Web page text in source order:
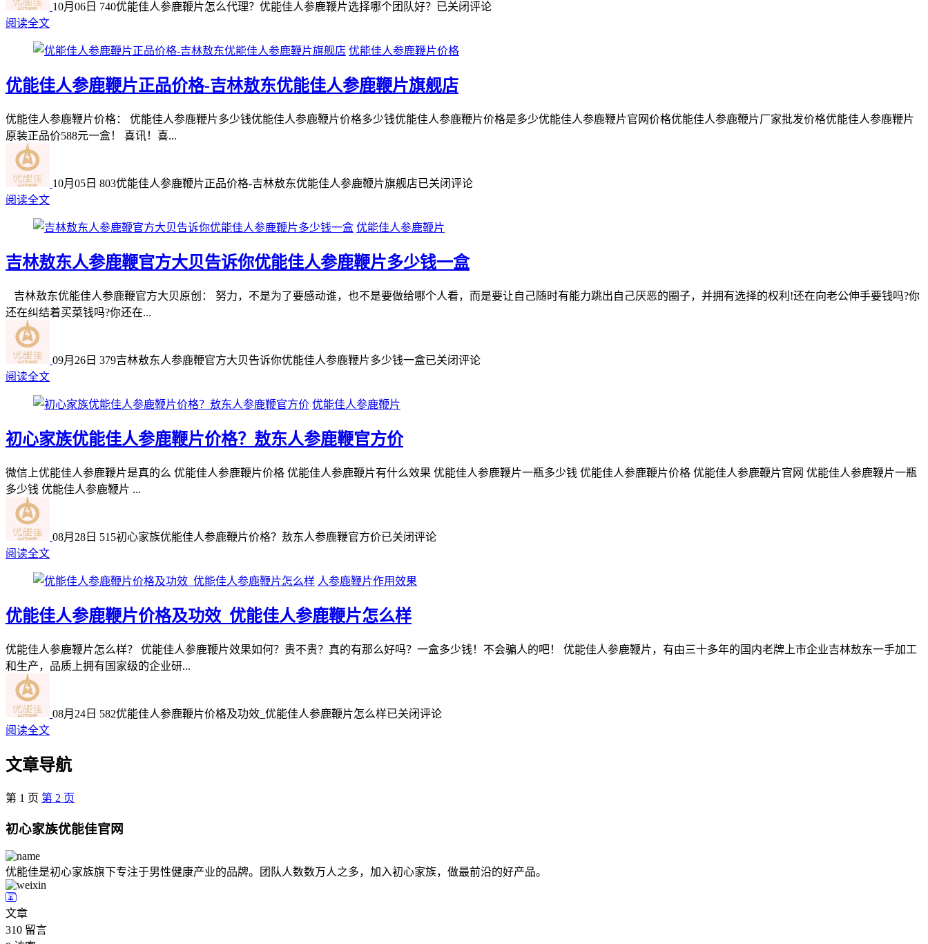
10月06日 740优能佳人参鹿鞭片怎么代理？优能佳人参鹿鞭片选择哪个团队好？ 已关闭评论
阅读全文
优能佳人参鹿鞭片价格
优能佳人参鹿鞭片正品价格-吉林敖东优能佳人参鹿鞭片旗舰店
优能佳人参鹿鞭片价格： 优能佳人参鹿鞭片多少钱优能佳人参鹿鞭片价格多少钱优能佳人参鹿鞭片价格是多少优能佳人参鹿鞭片官网价格优能佳人参鹿鞭片厂家批发价格优能佳人参鹿鞭片
原装正品价588元一盒！ 喜讯！喜...
10月05日 803优能佳人参鹿鞭片正品价格-吉林敖东优能佳人参鹿鞭片旗舰店已关闭评论
阅读全文
优能佳人参鹿鞭片
吉林敖东人参鹿鞭官方大贝告诉你优能佳人参鹿鞭片多少钱一盒
吉林敖东优能佳人参鹿鞭官方大贝原创： 努力，不是为了要感动谁，也不是要做给哪个人看，而是要让自己随时有能力跳出自己厌恶的圈子，并拥有选择的权利!还在向老公伸手要钱吗?你
还在纠结着买菜钱吗?你还在...
09月26日 379吉林敖东人参鹿鞭官方大贝告诉你优能佳人参鹿鞭片多少钱一盒已关闭评论
阅读全文
优能佳人参鹿鞭片
初心家族优能佳人参鹿鞭片价格？敖东人参鹿鞭官方价
微信上优能佳人参鹿鞭片是真的么 优能佳人参鹿鞭片价格 优能佳人参鹿鞭片有什么效果 优能佳人参鹿鞭片一瓶多少钱 优能佳人参鹿鞭片价格 优能佳人参鹿鞭片官网 优能佳人参鹿鞭片一瓶
多少钱 优能佳人参鹿鞭片 ...
08月28日 515初心家族优能佳人参鹿鞭片价格？敖东人参鹿鞭官方价已关闭评论
阅读全文
人参鹿鞭片作用效果
优能佳人参鹿鞭片价格及功效_优能佳人参鹿鞭片怎么样
优能佳人参鹿鞭片怎么样？ 优能佳人参鹿鞭片效果如何？贵不贵？真的有那么好吗？一盒多少钱！不会骗人的吧！ 优能佳人参鹿鞭片，有由三十多年的国内老牌上市企业吉林敖东一手加工
和生产，品质上拥有国家级的企业研...
08月24日 582优能佳人参鹿鞭片价格及功效_优能佳人参鹿鞭片怎么样已关闭评论
阅读全文
文章导航
第 1 页 第 2 页
初心家族优能佳官网
优能佳是初心家族旗下专注于男性健康产业的品牌。团队人数数万人之多，加入初心家族，做最前沿的好产品。
文章
310 留言